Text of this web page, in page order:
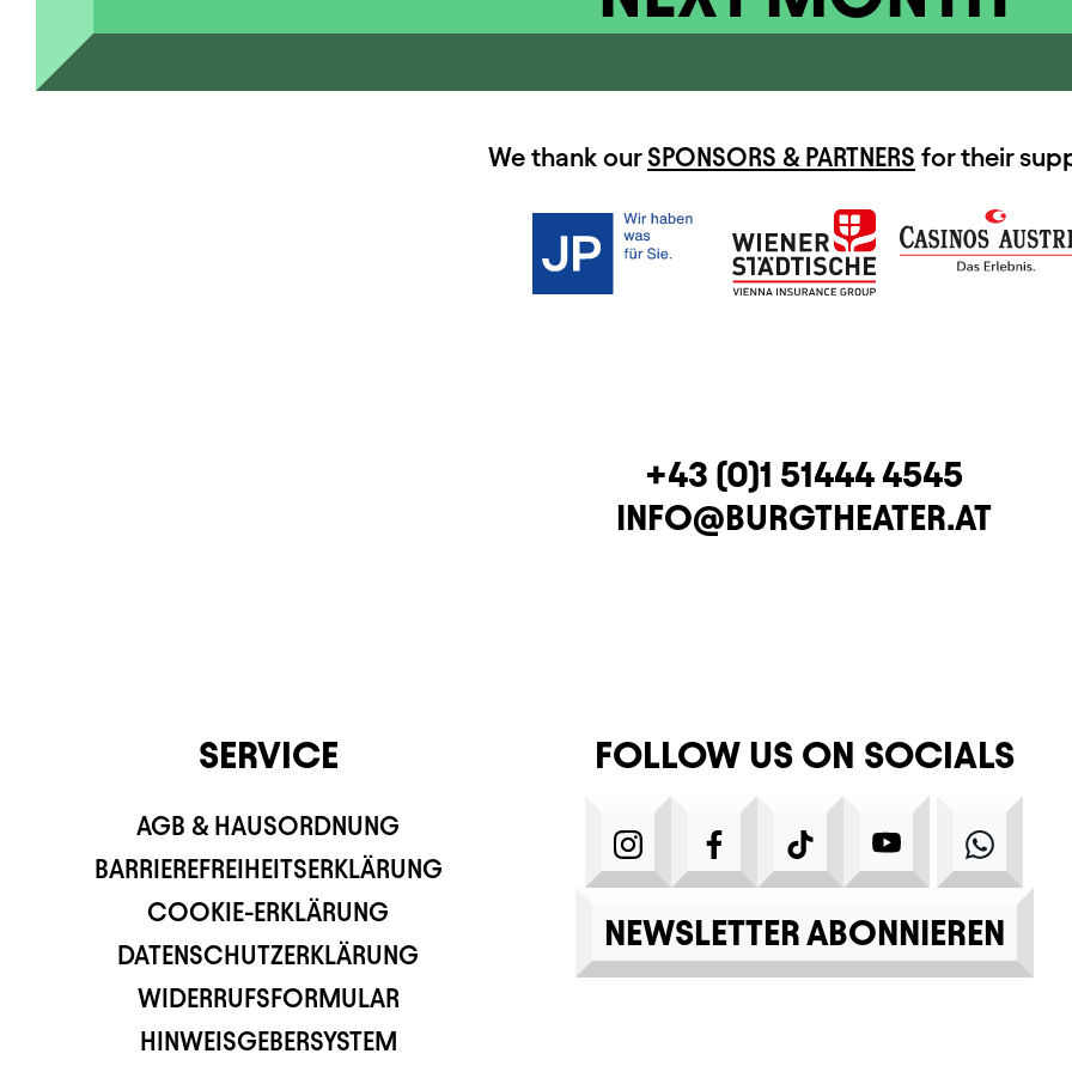
We thank our SPONSORS & PARTNERS for their
TELEPHONE
+43 (0)1 51444 4545
E-MAIL
INFO@BURGTHEATER.AT
FOLLOW US ON SOCIALS
INSTAGRAMFACEBOOK
TIKTOK YOUTUBE
NEWSLETTER ABONNIEREN
SERVICE
AGB & HAUSORDNUNG
BARRIEREFREIHEITSERKLÄRUNG
COOKIE-ERKLÄRUNG
DATENSCHUTZERKLÄRUNG
WIDERRUFSFORMULAR
HINWEISGEBERSYSTEM